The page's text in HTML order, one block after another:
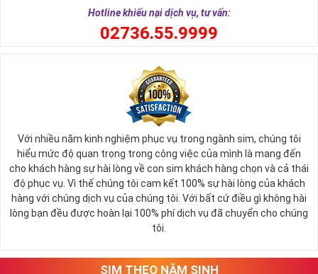
Hotline khiếu nại dịch vụ, tư vấn:
02736.55.9999
Với nhiều năm kinh nghiệm phục vụ trong ngành sim, chúng tôi
hiểu mức độ quan trọng trong công việc của mình là mang đến
cho khách hàng sự hài lòng về con sim khách hàng chọn và cả thái
độ phục vụ. Vì thế chúng tôi cam kết 100% sự hài lòng của khách
hàng với chúng dịch vụ của chúng tôi. Với bất cứ điều gì không hài
lòng bạn đều được hoàn lại 100% phí dịch vụ đã chuyển cho chúng
tôi.
SIM THEO NĂM SINH